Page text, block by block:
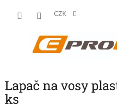
CZK
Lapač na vosy
ks